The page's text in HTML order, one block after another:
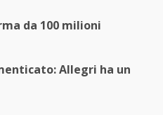
da 100 milioni
Allegri ha un